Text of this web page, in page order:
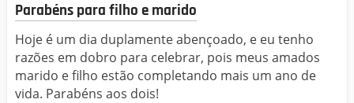
Parabéns para filho e marido
Hoje é um dia duplamente abençoado, e eu tenho
razões em dobro para celebrar, pois meus amados
marido e filho estão completando mais um ano de
vida. Parabéns aos dois!